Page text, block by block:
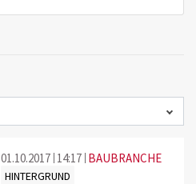
01.10.2017 14:17 BAUBRANCHE
HINTERGRUND